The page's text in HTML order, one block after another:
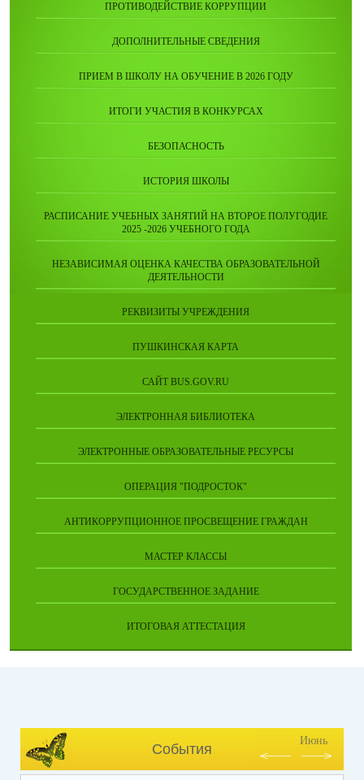
ПРОТИВОДЕЙСТВИЕ КОРРУПЦИИ
ДОПОЛНИТЕЛЬНЫЕ СВЕДЕНИЯ
ПРИЕМ В ШКОЛУ НА ОБУЧЕНИЕ В 2026 ГОДУ
ИТОГИ УЧАСТИЯ В КОНКУРСАХ
БЕЗОПАСНОСТЬ
ИСТОРИЯ ШКОЛЫ
РАСПИСАНИЕ УЧЕБНЫХ ЗАНЯТИЙ НА ВТОРОЕ ПОЛУГОДИЕ
2025 -2026 УЧЕБНОГО ГОДА
НЕЗАВИСИМАЯ ОЦЕНКА КАЧЕСТВА ОБРАЗОВАТЕЛЬНОЙ
ДЕЯТЕЛЬНОСТИ
РЕКВИЗИТЫ УЧРЕЖДЕНИЯ
ПУШКИНСКАЯ КАРТА
САЙТ BUS.GOV.RU
ЭЛЕКТРОННАЯ БИБЛИОТЕКА
ЭЛЕКТРОННЫЕ ОБРАЗОВАТЕЛЬНЫЕ РЕСУРСЫ
ОПЕРАЦИЯ "ПОДРОСТОК"
АНТИКОРРУПЦИОННОЕ ПРОСВЕЩЕНИЕ ГРАЖДАН
МАСТЕР КЛАССЫ
ГОСУДАРСТВЕННОЕ ЗАДАНИЕ
ИТОГОВАЯ АТТЕСТАЦИЯ
События
Июнь